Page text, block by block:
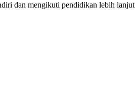
dan mengikuti pendidikan lebih lanjut